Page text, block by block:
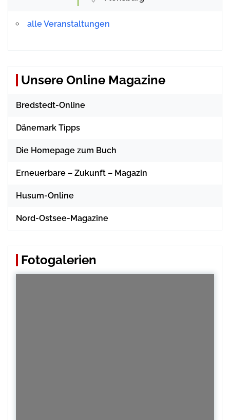
alle Veranstaltungen
Unsere Online Magazine
Bredstedt-Online
Dänemark Tipps
Die Homepage zum Buch
Erneuerbare – Zukunft – Magazin
Husum-Online
Nord-Ostsee-Magazine
Fotogalerien